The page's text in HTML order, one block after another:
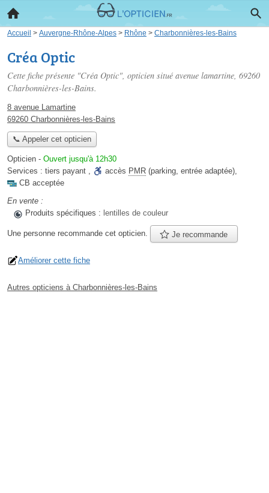
Accueil > Auvergne-Rhône-Alpes > Rhône > Charbonnières-les-Bains
Créa Optic
Cette fiche présente "Créa Optic", opticien situé avenue lamartine, 69260
Charbonnières-les-Bains.
8 avenue Lamartine
69260 Charbonnières-les-Bains
📞 Appeler cet opticien
Opticien - Ouvert jusqu'à 12h30
Services : tiers payant , accès PMR (parking, entrée adaptée),
CB acceptée
En vente :
Produits spécifiques : lentilles de couleur
Une personne recommande cet opticien. Je recommande
Améliorer cette fiche
Autres opticiens à Charbonnières-les-Bains